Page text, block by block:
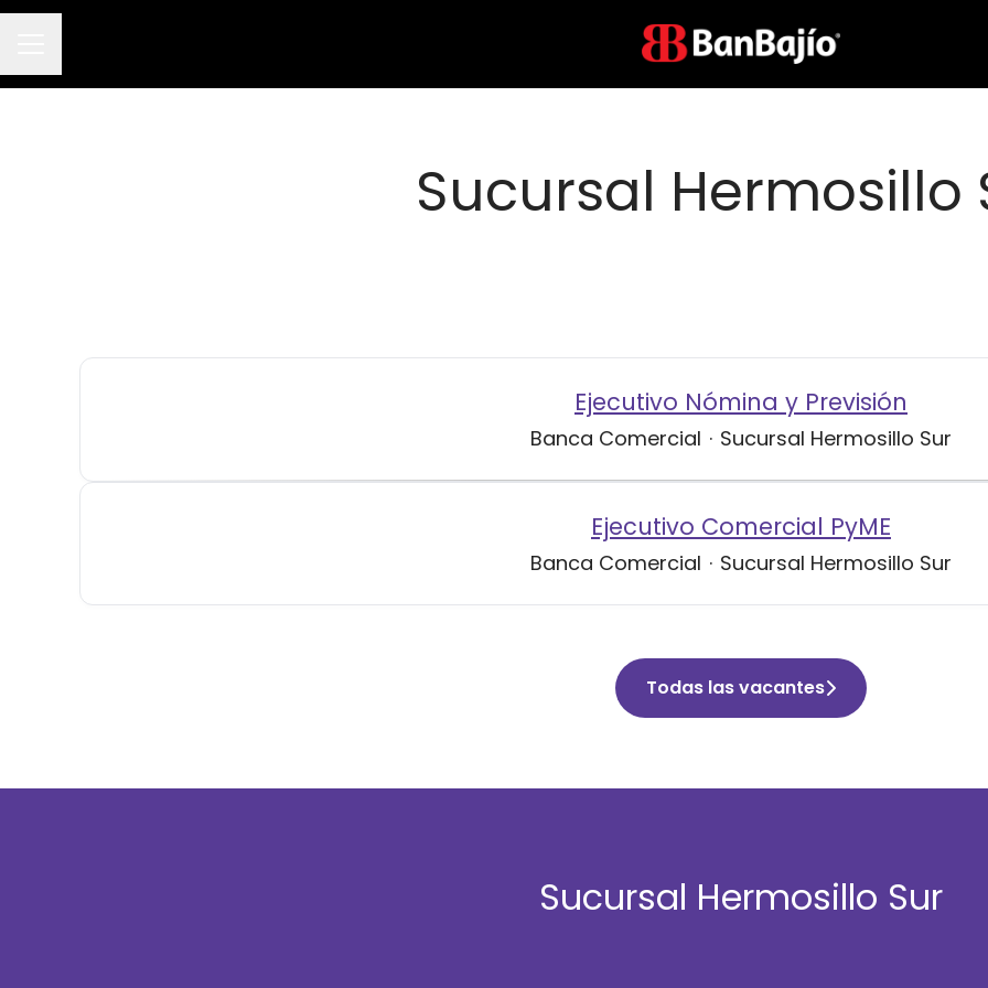
Sucursal Hermosillo
Ejecutivo Nómina y Previsión
Banca Comercial · Sucursal Hermosillo Sur
Ejecutivo Comercial PyME
Banca Comercial · Sucursal Hermosillo Sur
Todas las vacantes
Sucursal Hermosillo Sur